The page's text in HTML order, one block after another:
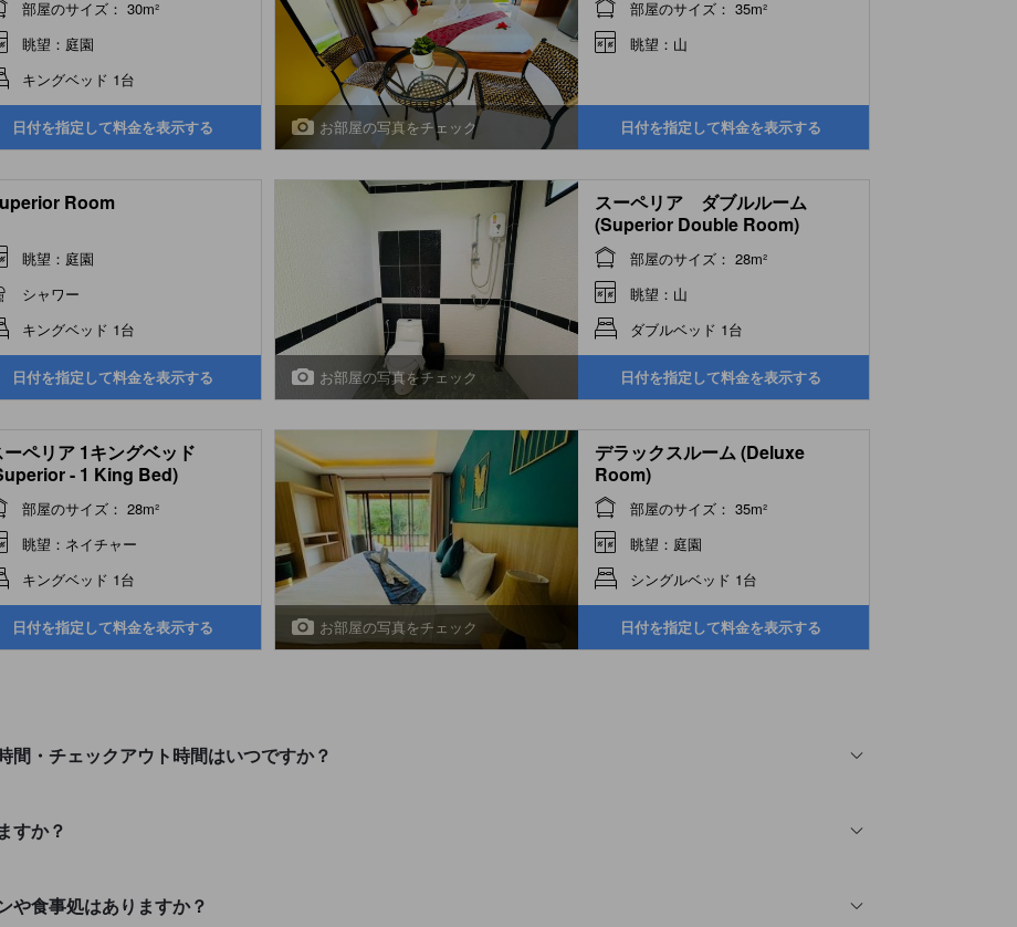
部屋のサイズ： 30m²
眺望：庭園
キングベッド 1台
日付を指定して料金を表示する お部屋の写真をチェック
部屋のサイズ： 35m²
眺望：山
日付を指定して料金を表示する
Room
眺望：庭園
シャワー
キングベッド 1台
日付を指定して料金を表示する お部屋の写真をチェック
スーペリア ダブルルーム
(Superior Double Room)
部屋のサイズ： 28m²
眺望：山
ダブルベッド 1台
日付を指定して料金を表示する
ーペリア 1キングベッド
- 1 King Bed)
部屋のサイズ： 28m²
眺望：ネイチャー
キングベッド 1台
日付を指定して料金を表示する お部屋の写真をチェック
デラックスルーム (Deluxe
Room)
部屋のサイズ： 35m²
眺望：庭園
シングルベッド 1台
日付を指定して料金を表示する
・チェックアウト時間はいつですか？
すか？
食事処はありますか？